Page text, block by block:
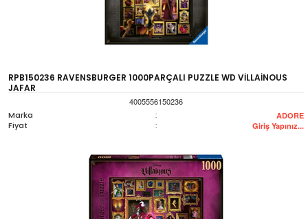
RPB150236 RAVENSBURGER 1000PARÇALI PUZZLE WD VİLLAİNOUS
JAFAR
4005556150236
Marka
: ADORE
Fiyat : Giriş Yapınız...